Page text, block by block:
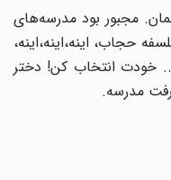
مجبور بود مدرسه‌های
اینه،اینه،اینه،
انتخاب کن! دختر
مدرسه.